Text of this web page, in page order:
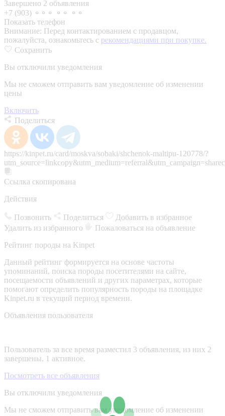
Завершено 2 объявления
+7 (903) ⚬⚬⚬ ⚬⚬ ⚬⚬
Показать телефон
Внимание: Перед контактированием с продавцом,
пожалуйста, ознакомьтесь с рекомендациями при покупке.
Сохранить
Вы отключили уведомления
Мы не сможем отправить вам уведомление об изменении
цены
Включить
Поделиться
https://kinpet.ru/card/moskva/sobaki/shchenok-maltipu-120778/?
Ссылка скопирована
Действия
Позвонить Поделиться
Добавить в избранное
Удалить из избранного
Пожаловаться на объявление
Рейтинг породы на Kinpet
Данный рейтинг формируется на основе частоты
упоминаний, поиска породы посетителями на сайте,
посещаемости объявлений и других параметрах, которые
помогают определить популярность породы на площадке
Kinpet.ru в текущий период времени.
Объявления пользователя
Пользователь за все время разместил 3 объявления, из них 2
завершены, 1 активное.
Посмотреть все объявления
Вы отключили уведомления
Мы не сможем отправить вам уведомление об изменении